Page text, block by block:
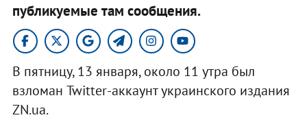
публикуемые там сообщения.
В пятницу, 13 января, около 11 утра был
взломан Twitter-аккаунт украинского издания
ZN.ua.